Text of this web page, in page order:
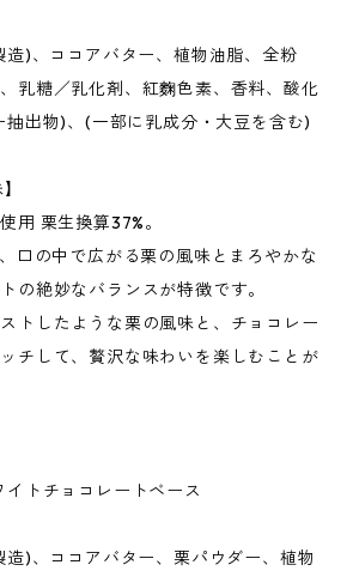
)、ココアバター、植物油脂、全粉
乳糖／乳化剤、紅麴色素、香料、酸化
抽出物)、(一部に乳成分・大豆を含む)
用 栗生換算37%。
口の中で広がる栗の風味とまろやかな
の絶妙なバランスが特徴です。
トしたような栗の風味と、チョコレー
チして、贅沢な味わいを楽しむことが
トチョコレートベース
)、ココアバター、栗パウダー、植物